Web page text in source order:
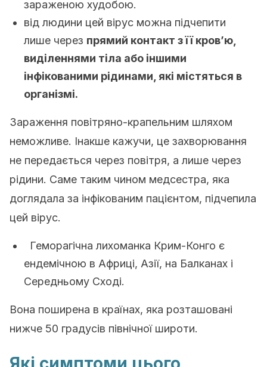
зараженою худобою.
від людини цей вірус можна підчепити
лише через прямий контакт з її кров’ю,
виділеннями тіла або іншими
інфікованими рідинами, які містяться в
організмі.
Зараження повітряно-крапельним шляхом
неможливе. Інакше кажучи, це захворювання
не передається через повітря, а лише через
рідини. Саме таким чином медсестра, яка
доглядала за інфікованим пацієнтом, підчепила
цей вірус.
Геморагічна лихоманка Крим-Конго є
ендемічною в Африці, Азії, на Балканах і
Середньому Сході.
Вона поширена в країнах, яка розташовані
нижче 50 градусів північної широти.